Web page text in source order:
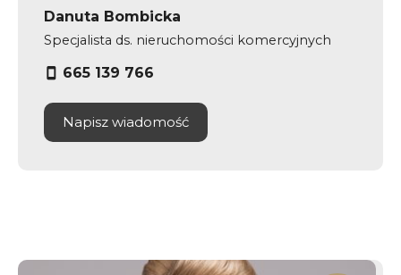
Danuta Bombicka
Specjalista ds. nieruchomości komercyjnych
665 139 766
Napisz wiadomość